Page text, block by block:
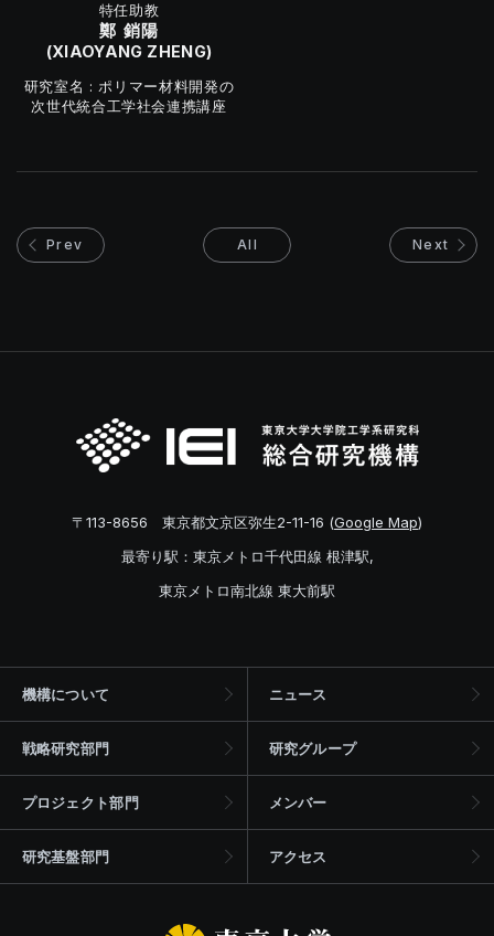
特任助教
鄭 銷陽
(XIAOYANG ZHENG)
ポリマー材料開発の
次世代統合工学社会連携講座
Prev All Next
〒113-8656 東京都文京区弥生2-11-16 (Google Map)
最寄り駅：東京メトロ千代田線 根津駅,
東京メトロ南北線 東大前駅
機構について ニュース
戦略研究部門 研究グループ
プロジェクト部門 メンバー
研究基盤部門 アクセス